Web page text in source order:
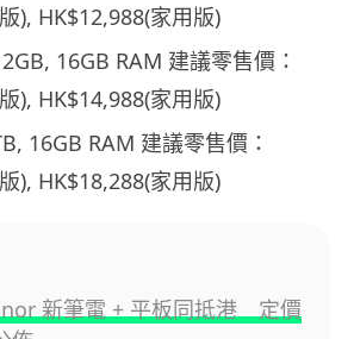
), HK$12,988(家用版)
16GB RAM 建議零售價：
), HK$14,988(家用版)
16GB RAM 建議零售價：
), HK$18,288(家用版)
新筆電 + 平板同抵港 定價